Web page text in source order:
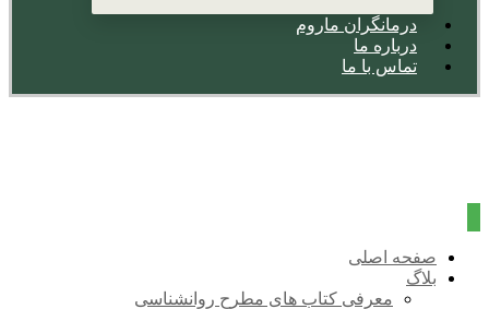
درمانگران ماروم
درباره ما
تماس با ما
صفحه اصلی
بلاگ
معرفی کتاب های مطرح روانشناسی